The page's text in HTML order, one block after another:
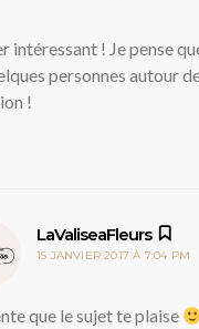
intéressant ! Je pense
personnes autour
!
LaValiseaFleurs dit :
15 JANVIER 2017 À 7:04 PM
que le sujet te plaise